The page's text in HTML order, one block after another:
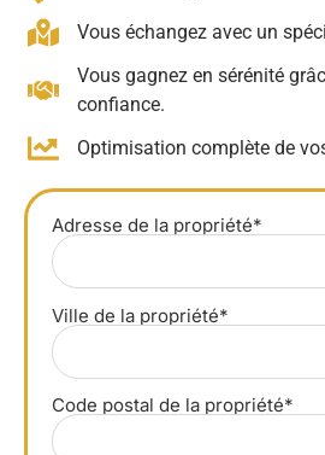
Vous échangez avec un
Vous gagnez en sérénité
confiance.
Optimisation complète de
Adresse de la propriété*
Ville de la propriété*
Code postal de la propriété*